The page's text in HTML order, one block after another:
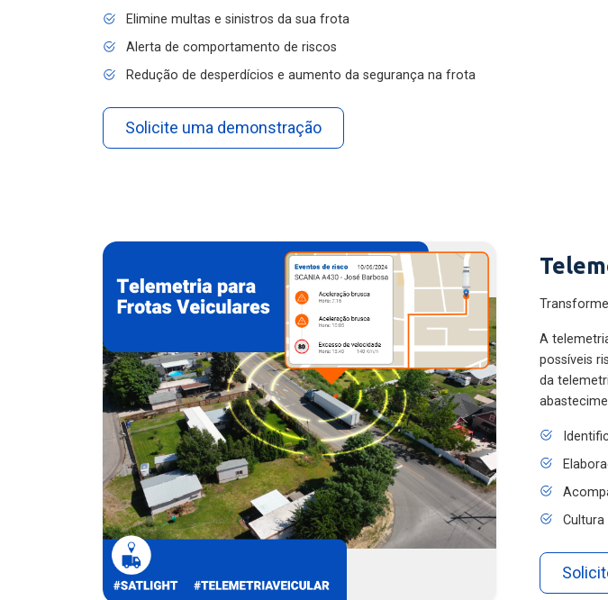
Elimine multas e sinistros da sua frota
Alerta de comportamento de riscos
Redução de desperdícios e aumento da segurança na frota
Solicite uma demonstração
A
possíveis
da